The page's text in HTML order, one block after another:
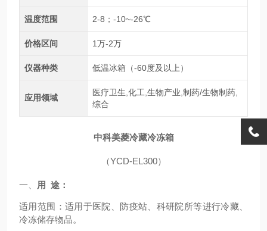
温度范围 2-8；-10~-26℃
价格区间 1万-2万
仪器种类 低温冰箱（-60度及以上）
应用领域
医疗卫生,化工,生物产业,制药/生物制药,
综合
中科美菱冷藏冷冻箱
（YCD-EL300）
一、 用 途：
适用范围：适用于医院、防疫站、科研院所等进行冷藏、
冷冻储存物品。